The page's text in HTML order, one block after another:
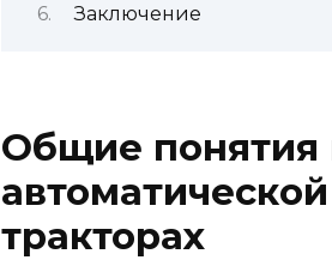
Заключение
Общие понятия
тракторах